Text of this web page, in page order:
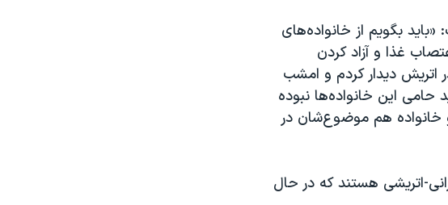
بگویم از خانواده‌های
غذا و آزاد کردن
اتریش دیدار کردم و امشب
حامی این خانواده‌ها نبوده
خانواده‌ هم موضوع‌شان در
اتریشی هستند که در حال